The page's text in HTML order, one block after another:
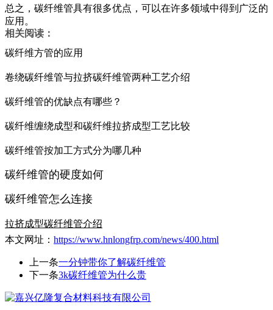
总之，碳纤维管具有很多优点，可以在许多领域中得到广泛的
应用。
相关阅读：
碳纤维方管的应用
卷绕碳纤维管与拉挤碳纤维管两种工艺介绍
碳纤维管的优缺点有哪些？
碳纤维缠绕成型和碳纤维拉挤成型工艺比较
碳纤维管按加工方式分为哪几种
碳纤维管的硬度如何
碳纤维管怎么连接
拉挤成型碳纤维管介绍
本文网址： https://www.hnlongfrp.com/news/400.html
上一条一分钟带你了解碳纤维管
下一条3k碳纤维管为什么贵